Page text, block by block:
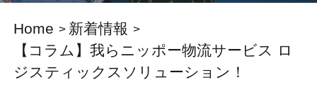
Home
新着情報
【コラム】我らニッポー物流サービス ロ
ジスティックスソリューション！